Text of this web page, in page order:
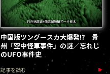
中国版ツングースカ大爆発!? 貴
州「空中怪車事件」の謎／忘れじ
のUFO事件史
記事を読む